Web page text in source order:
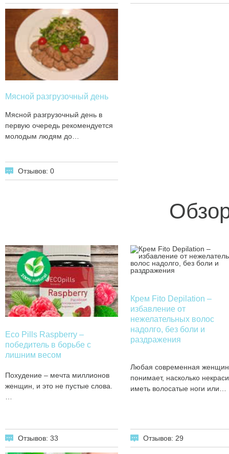
Мясной разгрузочный день
Мясной разгрузочный день в
первую очередь рекомендуется
молодым людям до…
Отзывов: 0
Eco Pills Raspberry –
победитель в борьбе с
лишним весом
Похудение – мечта миллионов
женщин, и это не пустые слова.
Отзывов: 33
Крем Fito Depilation –
избавление от
нежелательных волос
надолго, без боли и
раздражения
Любая современная
понимает, насколько
иметь волосатые ноги или…
Отзывов: 29